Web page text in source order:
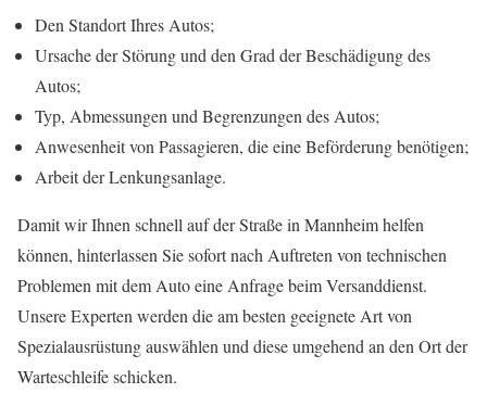
Den Standort Ihres Autos;
Ursache der Störung und den Grad der Beschädigung des
Autos;
Typ, Abmessungen und Begrenzungen des Autos;
Anwesenheit von Passagieren, die eine Beförderung benötigen;
Arbeit der Lenkungsanlage.
Damit wir Ihnen schnell auf der Straße in Mannheim helfen
können, hinterlassen Sie sofort nach Auftreten von technischen
Problemen mit dem Auto eine Anfrage beim Versanddienst.
Unsere Experten werden die am besten geeignete Art von
Spezialausrüstung auswählen und diese umgehend an den Ort der
Warteschleife schicken.